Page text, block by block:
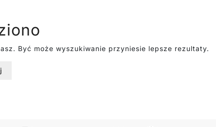
Być może wyszukiwanie przyniesie lepsze rezultaty.